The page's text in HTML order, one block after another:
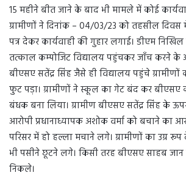
15 महीने बीत जाने के बाद भी मामले में कोई
ग्रामीणों ने दिनांक – 04/03/23 को तहसील
पत्र देकर कार्यवाही की गुहार लगाई। डीएम
तत्काल कम्पोजिट विद्यालय पहुंचकर जाँच करने के
बीएसए सतेंद्र सिंह जैसे ही विद्यालय पहुंचे
फुट पड़ा। ग्रामीणों ने स्कूल का गेट बंद कर
बंधक बना लिया। ग्रामीण बीएसए सतेंद्र सिंह के
आरोपी प्रधानाध्यापक अशोक वर्मा को बचाने का
परिसर में हो हल्ला मचाने लगे। ग्रामीणों का उग्र
भी पसीने छूटने लगे। किसी तरह बीएसए साहब
निकले।